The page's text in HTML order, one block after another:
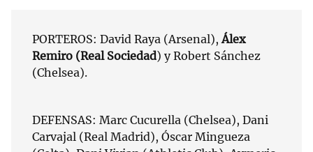
PORTEROS: David Raya (Arsenal),Álex
Remiro (Real Sociedad) y Robert Sánchez
(Chelsea).
DEFENSAS: Marc Cucurella (Chelsea), Dani
Carvajal (Real Madrid), Óscar Mingueza